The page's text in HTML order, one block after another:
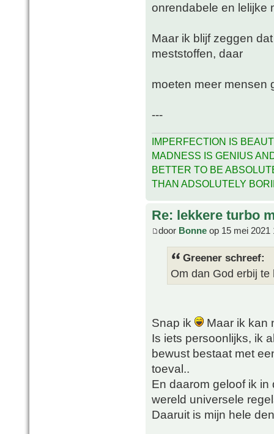
onrendabele en lelijke
Maar ik blijf zeggen
meststoffen, daar
moeten meer mensen
---
IMPERFECTION IS
MADNESS IS GENIUS
BETTER TO BE
THAN ADSOLUTELY
Re: lekkere turbo
door Bonne op 15 mei 2021
Greener schreef:
Om dan God erbij
Snap ik
Maar ik kan
Is iets persoonlijks, ik
bewust bestaat met
toeval..
En daarom geloof ik
wereld universele
Daaruit is mijn hele